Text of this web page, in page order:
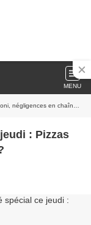
MENU
négligences en chaînes ?
: Pizzas